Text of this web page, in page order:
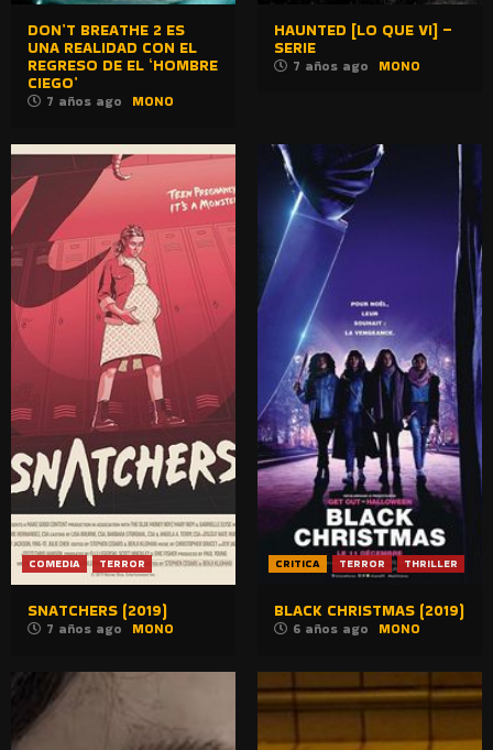
DON’T BREATHE 2 ES
UNA REALIDAD CON EL
REGRESO DE EL ‘HOMBRE
CIEGO’
7 años ago MONO
HAUNTED [LO QUE VI] –
SERIE
7 años ago MONO
COMEDIA TERROR
SNATCHERS (2019)
7 años ago MONO
CRITICA TERROR THRILLER
BLACK CHRISTMAS (2019)
6 años ago MONO